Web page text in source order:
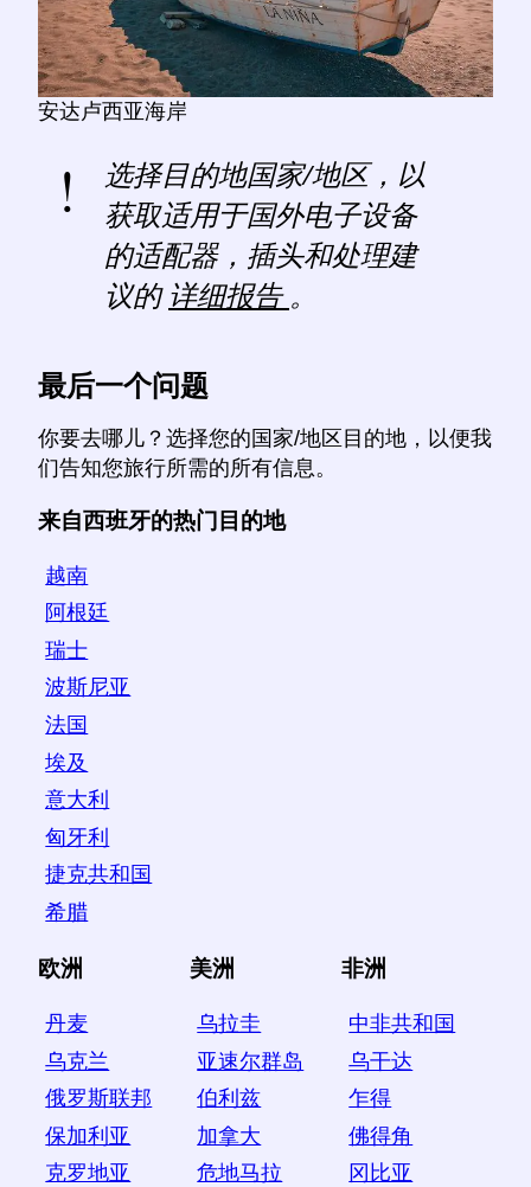
安达卢西亚海岸
选择目的地国家/地区，以
获取适用于国外电子设备
的适配器，插头和处理建
议的详细报告 。
最后一个问题
你要去哪儿？选择您的国家/地区目的地，以便我
们告知您旅行所需的所有信息。
来自西班牙的热门目的地
越南
阿根廷
瑞士
波斯尼亚
法国
埃及
意大利
匈牙利
捷克共和国
希腊
欧洲
丹麦
乌克兰
俄罗斯联邦
保加利亚
克罗地亚
美洲
乌拉圭
亚速尔群岛
伯利兹
加拿大
危地马拉
非洲
中非共和国
乌干达
乍得
佛得角
冈比亚